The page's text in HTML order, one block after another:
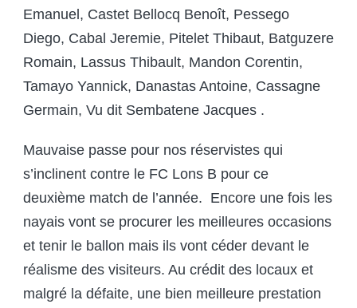
Emanuel, Castet Bellocq Benoît, Pessego
Diego, Cabal Jeremie, Pitelet Thibaut, Batguzere
Romain, Lassus Thibault, Mandon Corentin,
Tamayo Yannick, Danastas Antoine, Cassagne
Germain, Vu dit Sembatene Jacques .
Mauvaise passe pour nos réservistes qui
s’inclinent contre le FC Lons B pour ce
deuxième match de l’année. Encore une fois les
nayais vont se procurer les meilleures occasions
et tenir le ballon mais ils vont céder devant le
réalisme des visiteurs. Au crédit des locaux et
malgré la défaite, une bien meilleure prestation